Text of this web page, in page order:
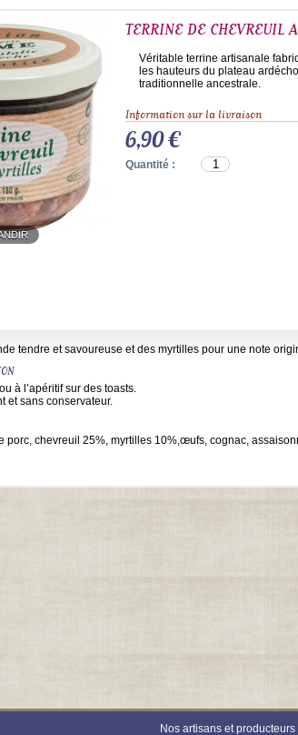
TERRINE DE CHEVREUIL
Véritable terrine artisanale
les hauteurs du plateau
traditionnelle ancestrale.
Information sur la livraison
6,90 €
Quantité :
tendre et savoureuse et des myrtilles pour une note
à l’apéritif sur des toasts.
et sans conservateur.
porc, chevreuil 25%, myrtilles 10%,œufs, cognac,
Nos artisans et